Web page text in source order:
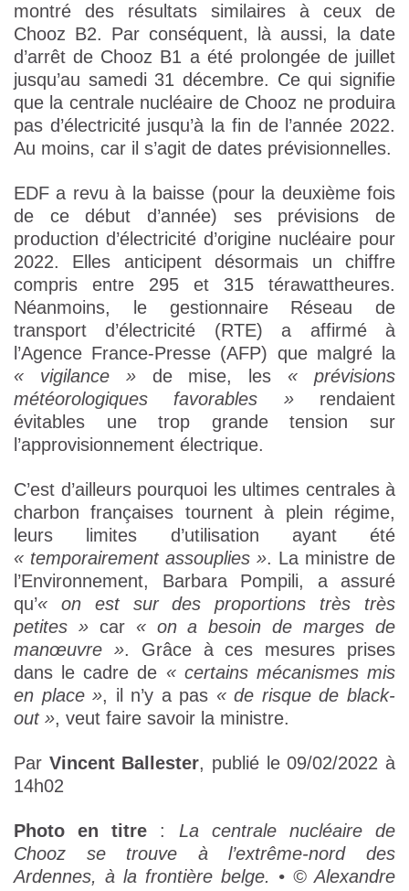
montré des résultats similaires à ceux de
Chooz B2. Par conséquent, là aussi, la date
d’arrêt de Chooz B1 a été prolongée de juillet
jusqu’au samedi 31 décembre. Ce qui signifie
que la centrale nucléaire de Chooz ne produira
pas d’électricité jusqu’à la fin de l’année 2022.
Au moins, car il s’agit de dates prévisionnelles.
EDF a revu à la baisse (pour la deuxième fois
de ce début d’année) ses prévisions de
production d’électricité d’origine nucléaire pour
2022. Elles anticipent désormais un chiffre
compris entre 295 et 315 térawattheures.
Néanmoins, le gestionnaire Réseau de
transport d’électricité (RTE) a affirmé à
l’Agence France-Presse (AFP) que malgré la
« vigilance »de mise, les « prévisions
météorologiques favorables »rendaient
évitables une trop grande tension sur
l’approvisionnement électrique.
C’est d’ailleurs pourquoi les ultimes centrales à
charbon françaises tournent à plein régime,
leurs limites d’utilisation ayant été
« temporairement assouplies ». La ministre de
l’Environnement, Barbara Pompili, a assuré
qu’« on est sur des proportions très très
petites »car « on a besoin de marges de
manœuvre ». Grâce à ces mesures prises
dans le cadre de « certains mécanismes mis
en place », il n’y a pas « de risque de black-
out », veut faire savoir la ministre.
Par Vincent Ballester, publié le 09/02/2022 à
14h02
Photo en titre : La centrale nucléaire de
Chooz se trouve à l’extrême-nord des
Ardennes, à la frontière belge. • © Alexandre